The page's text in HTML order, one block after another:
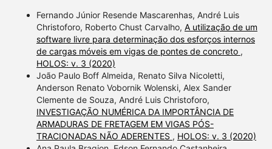
Fernando Júnior Resende Mascarenhas, André Luis
Christoforo, Roberto Chust Carvalho, A utilização de um
software livre para determinação dos esforços internos
de cargas móveis em vigas de pontes de concreto ,
HOLOS: v. 3 (2020)
João Paulo Boff Almeida, Renato Silva Nicoletti,
Anderson Renato Vobornik Wolenski, Alex Sander
Clemente de Souza, André Luis Christoforo,
INVESTIGAÇÃO NUMÉRICA DA IMPORTÂNCIA DE
ARMADURAS DE FRETAGEM EM VIGAS PÓS-
TRACIONADAS NÃO ADERENTES , HOLOS: v. 3 (2020)